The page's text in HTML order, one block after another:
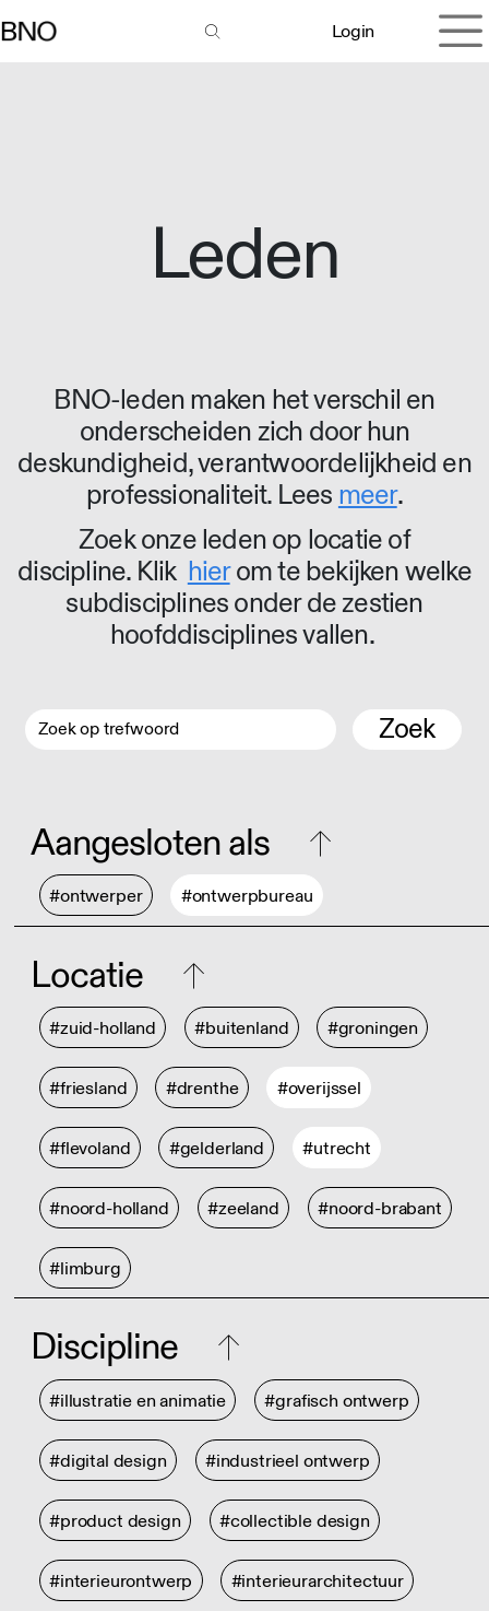
Login
Leden
BNO-leden maken het verschil en
onderscheiden zich door hun
deskundigheid, verantwoordelijkheid en
professionaliteit. Lees meer.
Zoek onze leden op locatie of
discipline. Klik hierom te bekijken welke
subdisciplines onder de zestien
hoofddisciplines vallen.
Zoek
Aangesloten als
#ontwerper #ontwerpbureau
Locatie
#zuid-holland #buitenland #groningen
#friesland #drenthe #overijssel
#flevoland #gelderland #utrecht
#noord-holland #zeeland #noord-brabant
#limburg
Discipline
#illustratie en animatie #grafisch ontwerp
#digital design #industrieel ontwerp
#product design #collectible design
#interieurontwerp #interieurarchitectuur